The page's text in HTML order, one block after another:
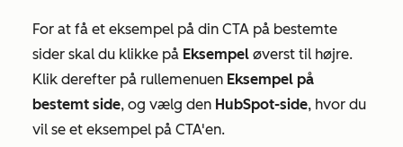
For at få et eksempel på din CTA på bestemte
sider skal du klikke på Eksempel øverst til højre.
Klik derefter på rullemenuen Eksempel på
bestemt side, og vælg den HubSpot-side, hvor du
vil se et eksempel på CTA'en.